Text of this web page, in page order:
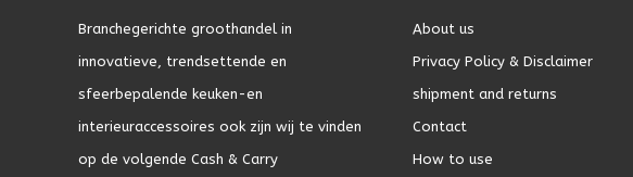
Branchegerichte groothandel in
innovatieve, trendsettende en
sfeerbepalende keuken-en
interieuraccessoires ook zijn wij te vinden
op de volgende Cash & Carry
About us
Privacy Policy & Disclaimer
shipment and returns
Contact
How to use